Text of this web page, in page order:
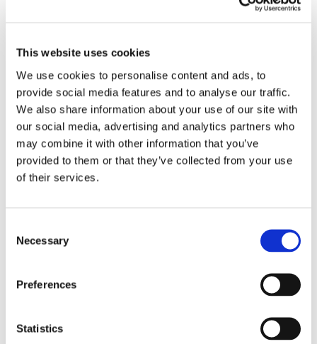
This website uses cookies
We use cookies to personalise content and ads, to
provide social media features and to analyse our traffic.
We also share information about your use of our site with
our social media, advertising and analytics partners who
may combine it with other information that you’ve
provided to them or that they’ve collected from your use
of their services.
Selection
Necessary
Preferences
Statistics
30-11-2018
Список продукции для BalanceTest (PDF)
08-05-2020
Список продукции для BalanceOil (PDF)
composition in human fingertip blood to age,
gender, nationality and n-3 supplementation
Спецификация для Tutti Frutti (PDF)